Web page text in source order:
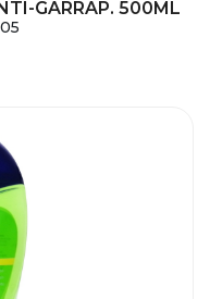
GARRAP. 500ML